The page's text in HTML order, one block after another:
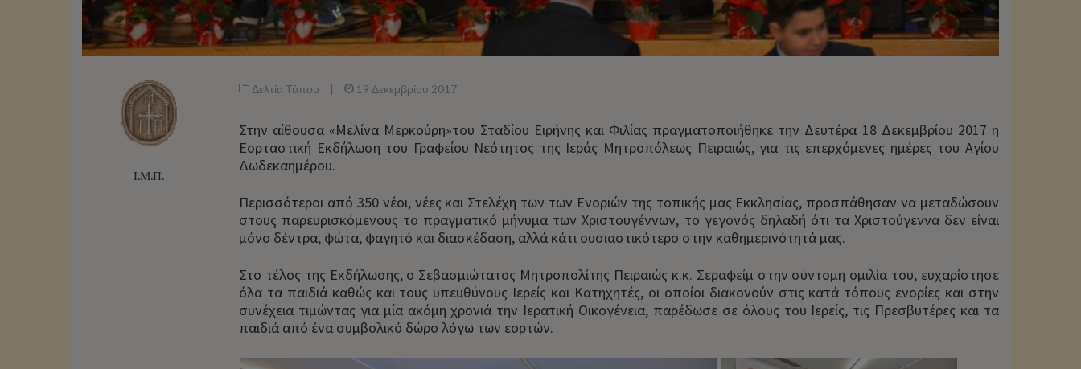
Ι.Μ.Π.
Δελτία Τύπου 19 Δεκεμβρίου 2017
Στην αίθουσα «Μελίνα Μερκούρη»του Σταδίου Ειρήνης και Φιλίας πραγματοποιήθηκε την Δευτέρα 18 Δεκεμβρίου 2017 η
Εορταστική Εκδήλωση του Γραφείου Νεότητος της Ιεράς Μητροπόλεως Πειραιώς, για τις επερχόμενες ημέρες του Αγίου
Δωδεκαημέρου.
Περισσότεροι από 350 νέοι, νέες και Στελέχη των των Ενοριών της τοπικής μας Εκκλησίας, προσπάθησαν να μεταδώσουν
στους παρευρισκόμενους το πραγματικό μήνυμα των Χριστουγέννων, το γεγονός δηλαδή ότι τα Χριστούγεννα δεν είναι
μόνο δέντρα, φώτα, φαγητό και διασκέδαση, αλλά κάτι ουσιαστικότερο στην καθημερινότητά μας.
Στο τέλος της Εκδήλωσης, ο Σεβασμιώτατος Μητροπολίτης Πειραιώς κ.κ. Σεραφείμ στην σύντομη ομιλία του, ευχαρίστησε
όλα τα παιδιά καθώς και τους υπευθύνους Ιερείς και Κατηχητές, οι οποίοι διακονούν στις κατά τόπους ενορίες και στην
συνέχεια τιμώντας για μία ακόμη χρονιά την Ιερατική Οικογένεια, παρέδωσε σε όλους του Ιερείς, τις Πρεσβυτέρες και τα
παιδιά από ένα συμβολικό δώρο λόγω των εορτών.